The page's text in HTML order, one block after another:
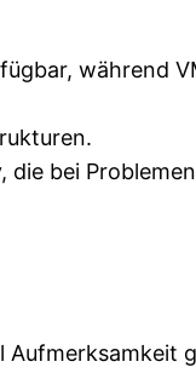
während
bei
Aufmerksamkeit